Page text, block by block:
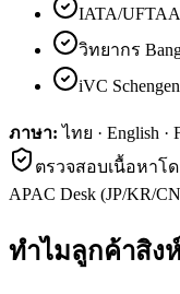
IATA/UFTAA
วิทยากร
iVC
ภาษา: ไทย · English ·
ตรวจสอบเนื้อหาโด
APAC Desk (JP/KR/
ทำไมลูกค้าสิง